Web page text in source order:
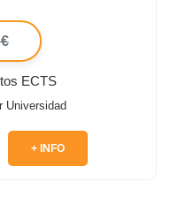
ECTS
Universidad
+ INFO